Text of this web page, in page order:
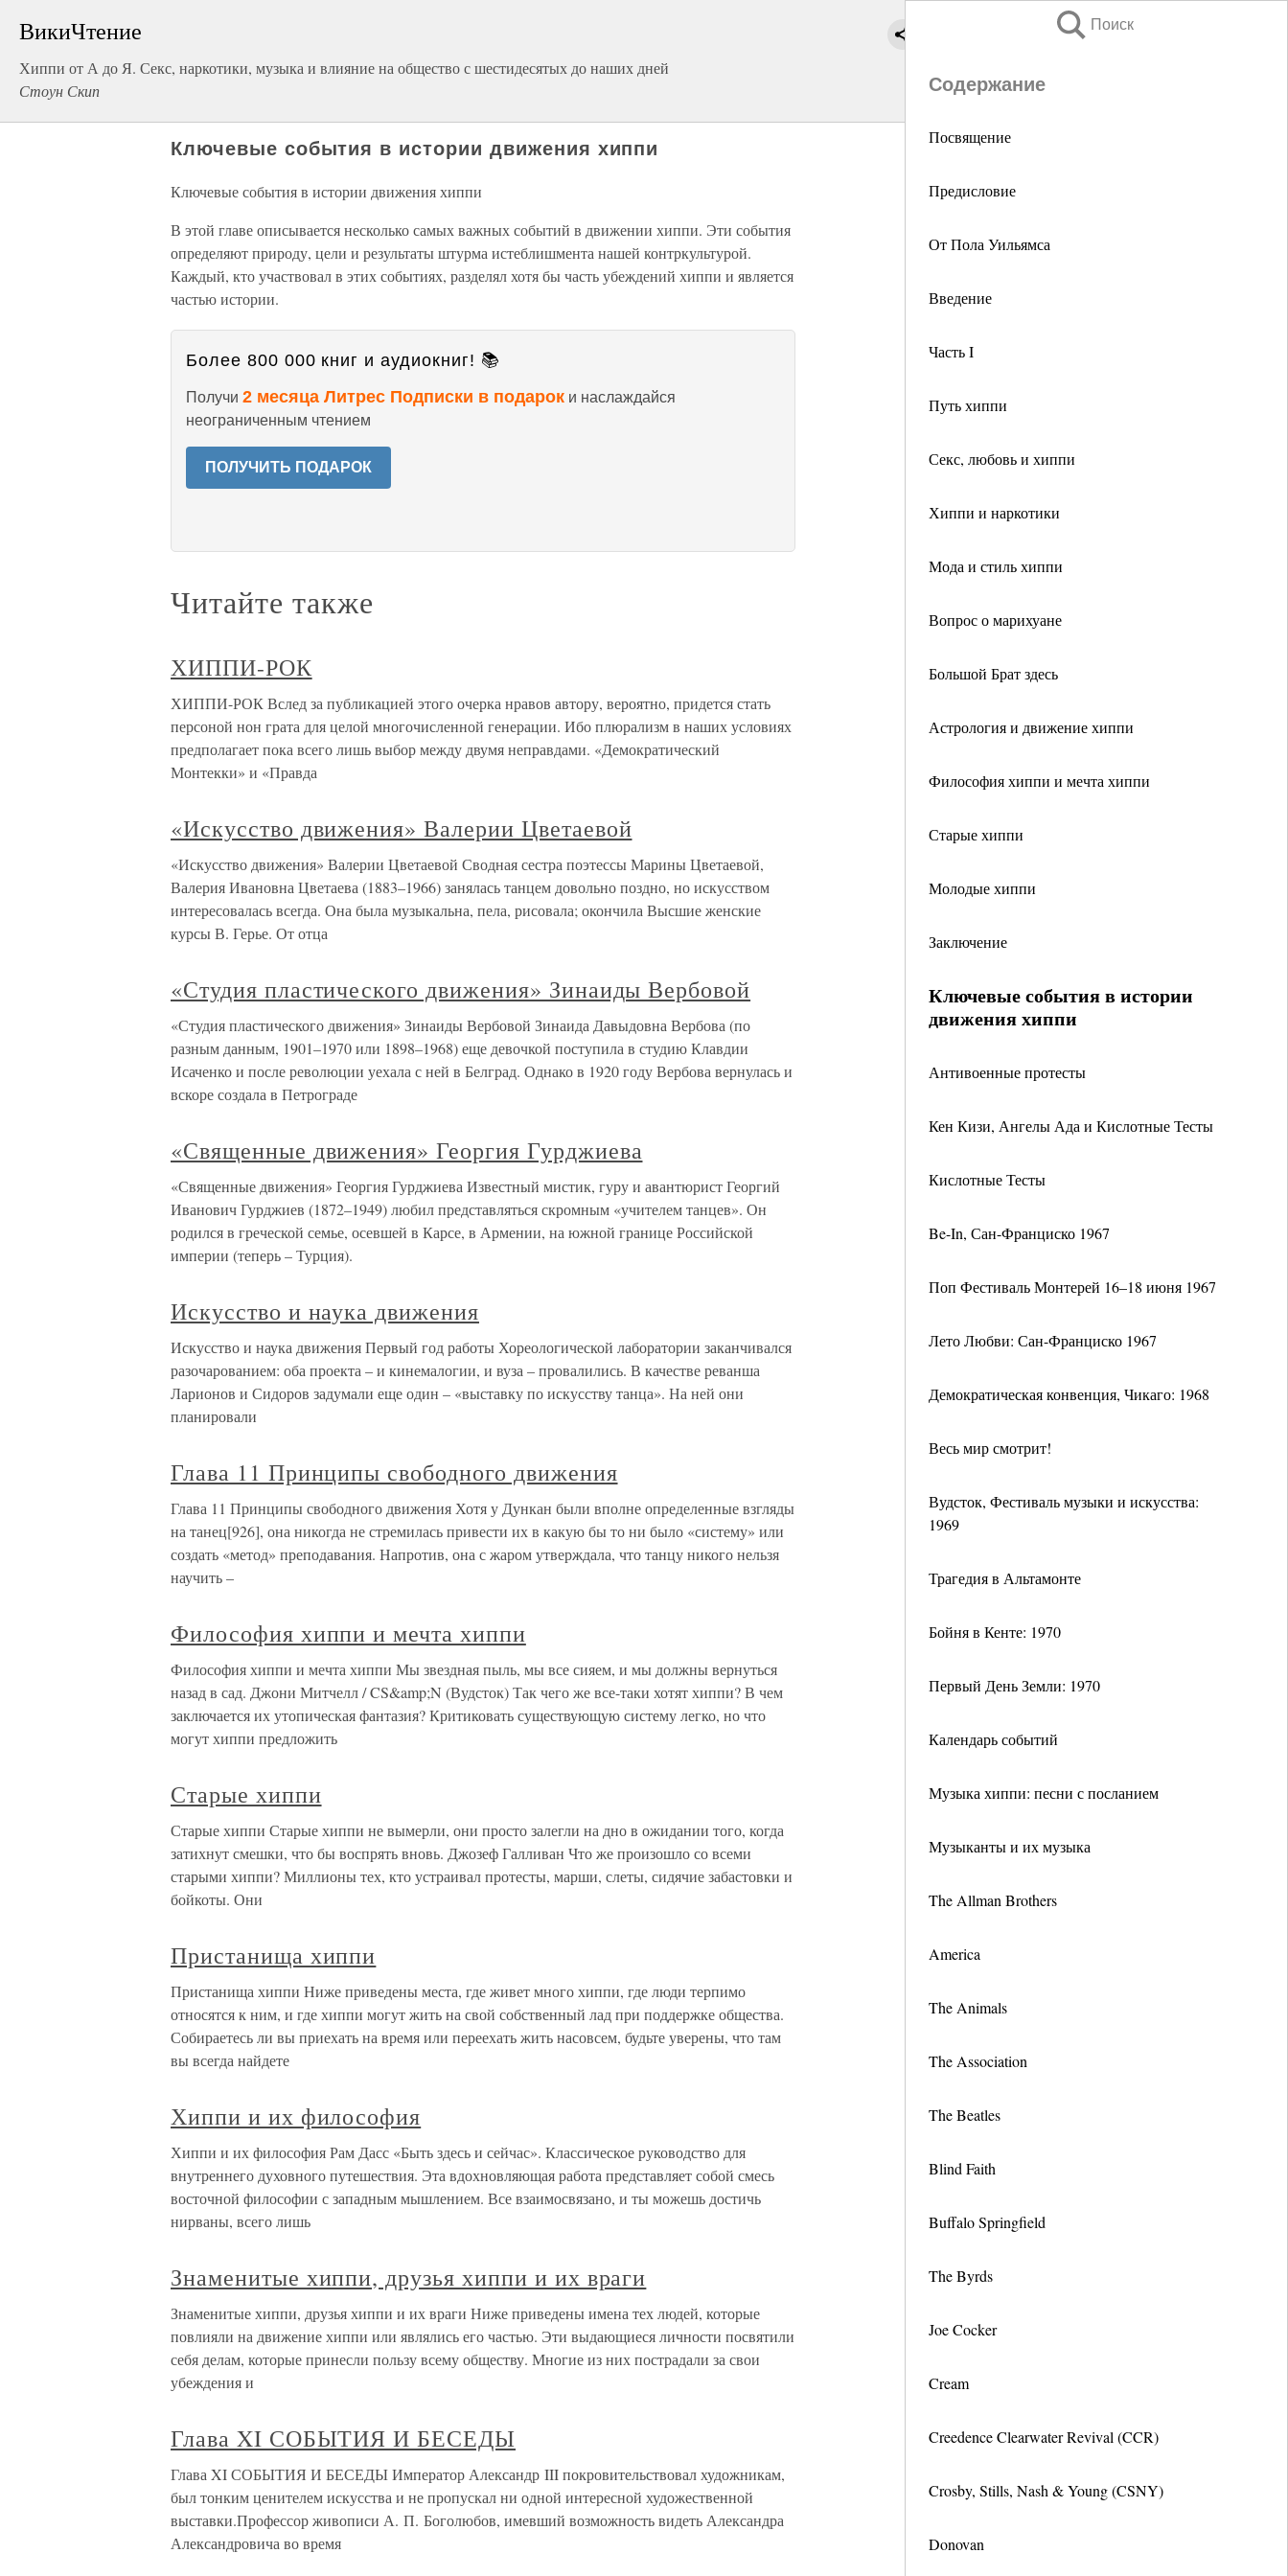
ВикиЧтение
Хиппи от А до Я. Секс, наркотики, музыка и влияние на общество с шестидесятых до наших дней
Стоун Скип
Поиск
Содержание
Посвящение
Предисловие
От Пола Уильямса
Введение
Часть I
Путь хиппи
Секс, любовь и хиппи
Хиппи и наркотики
Мода и стиль хиппи
Вопрос о марихуане
Большой Брат здесь
Астрология и движение хиппи
Философия хиппи и мечта хиппи
Старые хиппи
Молодые хиппи
Заключение
Ключевые события в истории
движения хиппи
Антивоенные протесты
Кен Кизи, Ангелы Ада и Кислотные Тесты
Кислотные Тесты
Be-In, Сан-Франциско 1967
Поп Фестиваль Монтерей 16–18 июня 1967
Лето Любви: Сан-Франциско 1967
Демократическая конвенция, Чикаго: 1968
Весь мир смотрит!
Вудсток, Фестиваль музыки и искусства:
1969
Трагедия в Альтамонте
Бойня в Кенте: 1970
Первый День Земли: 1970
Календарь событий
Музыка хиппи: песни с посланием
Музыканты и их музыка
The Allman Brothers
America
The Animals
The Association
The Beatles
Blind Faith
Buffalo Springfield
The Byrds
Joe Cocker
Cream
Creedence Clearwater Revival (CCR)
Crosby, Stills, Nash & Young (CSNY)
Donovan
Ключевые события в истории движения хиппи
Ключевые события в истории движения хиппи
В этой главе описывается несколько самых важных событий в движении хиппи. Эти события
определяют природу, цели и результаты штурма истеблишмента нашей контркультурой.
Каждый, кто участвовал в этих событиях, разделял хотя бы часть убеждений хиппи и является
частью истории.
Более 800 000 книг и аудиокниг! 📚
Получи 2 месяца Литрес Подписки в подарок и наслаждайся
неограниченным чтением
ПОЛУЧИТЬ ПОДАРОК
Читайте также
ХИППИ-РОК
ХИППИ-РОК Вслед за публикацией этого очерка нравов автору, вероятно, придется стать
персоной нон грата для целой многочисленной генерации. Ибо плюрализм в наших условиях
предполагает пока всего лишь выбор между двумя неправдами. «Демократический
Монтекки» и «Правда
«Искусство движения» Валерии Цветаевой
«Искусство движения» Валерии Цветаевой Сводная сестра поэтессы Марины Цветаевой,
Валерия Ивановна Цветаева (1883–1966) занялась танцем довольно поздно, но искусством
интересовалась всегда. Она была музыкальна, пела, рисовала; окончила Высшие женские
курсы В. Герье. От отца
«Студия пластического движения» Зинаиды Вербовой
«Студия пластического движения» Зинаиды Вербовой Зинаида Давыдовна Вербова (по
разным данным, 1901–1970 или 1898–1968) еще девочкой поступила в студию Клавдии
Исаченко и после революции уехала с ней в Белград. Однако в 1920 году Вербова вернулась и
вскоре создала в Петрограде
«Священные движения» Георгия Гурджиева
«Священные движения» Георгия Гурджиева Известный мистик, гуру и авантюрист Георгий
Иванович Гурджиев (1872–1949) любил представляться скромным «учителем танцев». Он
родился в греческой семье, осевшей в Карсе, в Армении, на южной границе Российской
империи (теперь – Турция).
Искусство и наука движения
Искусство и наука движения Первый год работы Хореологической лаборатории заканчивался
разочарованием: оба проекта – и кинемалогии, и вуза – провалились. В качестве реванша
Ларионов и Сидоров задумали еще один – «выставку по искусству танца». На ней они
планировали
Глава 11 Принципы свободного движения
Глава 11 Принципы свободного движения Хотя у Дункан были вполне определенные взгляды
на танец[926], она никогда не стремилась привести их в какую бы то ни было «систему» или
создать «метод» преподавания. Напротив, она с жаром утверждала, что танцу никого нельзя
научить –
Философия хиппи и мечта хиппи
Философия хиппи и мечта хиппи Мы звездная пыль, мы все сияем, и мы должны вернуться
назад в сад. Джони Митчелл / CS&amp;N (Вудсток) Так чего же все-таки хотят хиппи? В чем
заключается их утопическая фантазия? Критиковать существующую систему легко, но что
могут хиппи предложить
Старые хиппи
Старые хиппи Старые хиппи не вымерли, они просто залегли на дно в ожидании того, когда
затихнут смешки, что бы воспрять вновь. Джозеф Галливан Что же произошло со всеми
старыми хиппи? Миллионы тех, кто устраивал протесты, марши, слеты, сидячие забастовки и
бойкоты. Они
Пристанища хиппи
Пристанища хиппи Ниже приведены места, где живет много хиппи, где люди терпимо
относятся к ним, и где хиппи могут жить на свой собственный лад при поддержке общества.
Собираетесь ли вы приехать на время или переехать жить насовсем, будьте уверены, что там
вы всегда найдете
Хиппи и их философия
Хиппи и их философия Рам Дасс «Быть здесь и сейчас». Классическое руководство для
внутреннего духовного путешествия. Эта вдохновляющая работа представляет собой смесь
восточной философии с западным мышлением. Все взаимосвязано, и ты можешь достичь
нирваны, всего лишь
Знаменитые хиппи, друзья хиппи и их враги
Знаменитые хиппи, друзья хиппи и их враги Ниже приведены имена тех людей, которые
повлияли на движение хиппи или являлись его частью. Эти выдающиеся личности посвятили
себя делам, которые принесли пользу всему обществу. Многие из них пострадали за свои
убеждения и
Глава XI СОБЫТИЯ И БЕСЕДЫ
Глава XI СОБЫТИЯ И БЕСЕДЫ Император Александр III покровительствовал художникам,
был тонким ценителем искусства и не пропускал ни одной интересной художественной
выставки.Профессор живописи А. П. Боголюбов, имевший возможность видеть Александра
Александровича во время